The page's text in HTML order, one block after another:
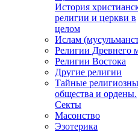
История
религии и церкви в
целом
Ислам
Религии Древнего
Религии Востока
Другие религии
Тайные
общества и ордены.
Секты
Масонство
Эзотерика